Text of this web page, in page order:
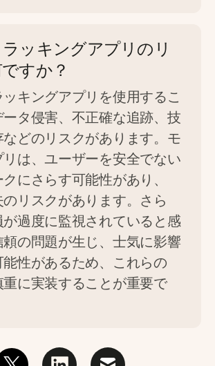
ッキングアプリのリ
すか？
キングアプリを使用するこ
ータ侵害、不正確な追跡、技
どのリスクがあります。モ
は、ユーザーを安全でない
にさらす可能性があり、
リスクがあります。さら
が過度に監視されていると感
頼の問題が生じ、士気に影響
能性があるため、これらの
に実装することが重要で